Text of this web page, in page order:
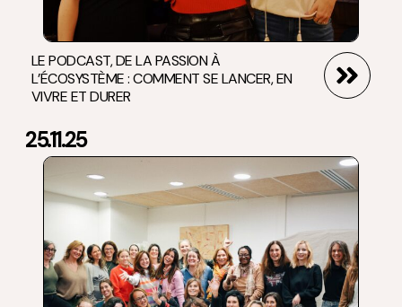
LE PODCAST, DE LA PASSION À
L’ÉCOSYSTÈME : COMMENT SE LANCER, EN
VIVRE ET DURER
25.11.25